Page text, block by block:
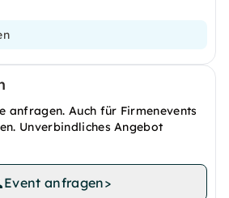
anfragen. Auch für Firmenevents
Unverbindliches Angebot
Event anfragen>